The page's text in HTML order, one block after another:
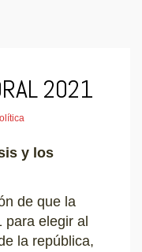
2021
y los
de que la
elegir al
la república,